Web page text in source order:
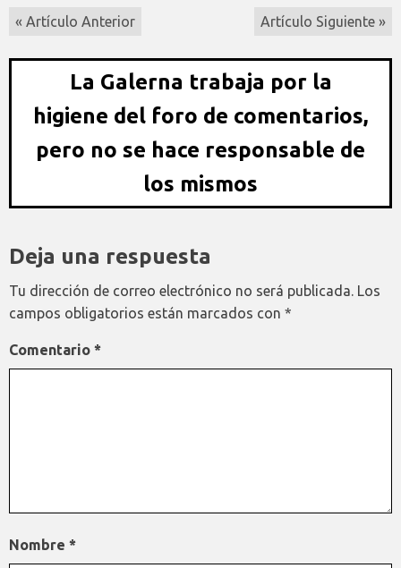
« Artículo Anterior Artículo Siguiente »
La Galerna trabaja por la
higiene del foro de comentarios,
pero no se hace responsable de
los mismos
Deja una respuesta
Tu dirección de correo electrónico no será publicada. Los
campos obligatorios están marcados con *
Comentario *
Nombre *